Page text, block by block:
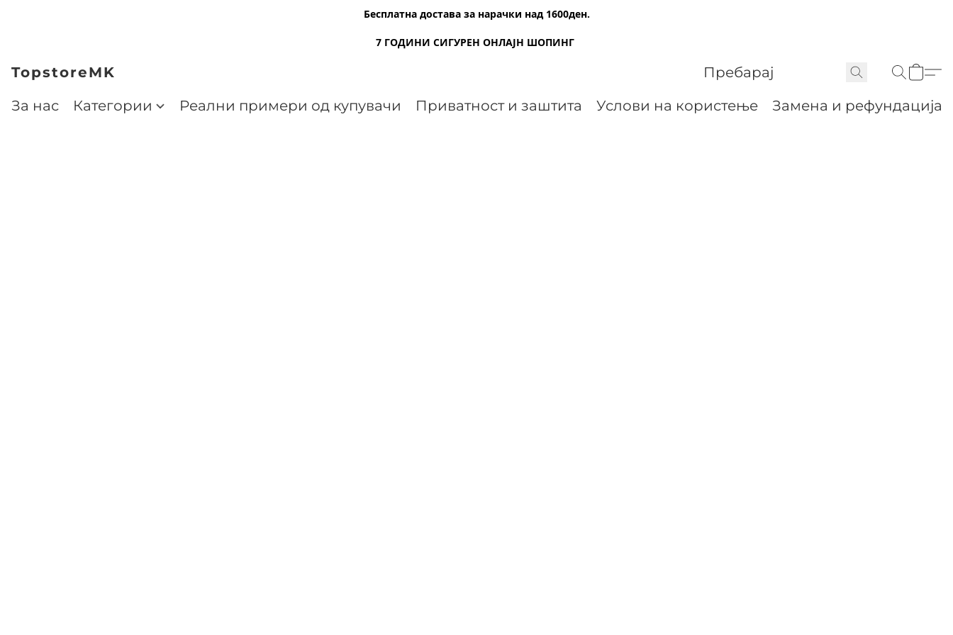
Бесплатна достава за нарачки над 1600ден.
7 ГОДИНИ СИГУРЕН ОНЛАЈН ШОПИНГ
TopstoreMK
За нас
Категории Реални примери од купувачи Приватност и заштита Услови на користење Замена и рефундација